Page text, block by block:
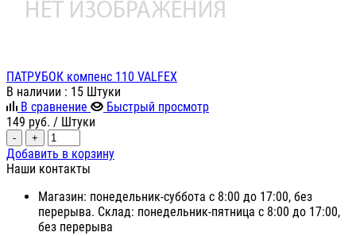
ПАТРУБОК компенс 110 VALFEX
В наличии : 15 Штуки
В сравнение
Быстрый просмотр
149 руб. / Штуки
- +
Добавить в корзину
Наши контакты
Магазин: понедельник-суббота с 8:00 до 17:00, без
перерыва. Склад: понедельник-пятница с 8:00 до 17:00,
без перерыва